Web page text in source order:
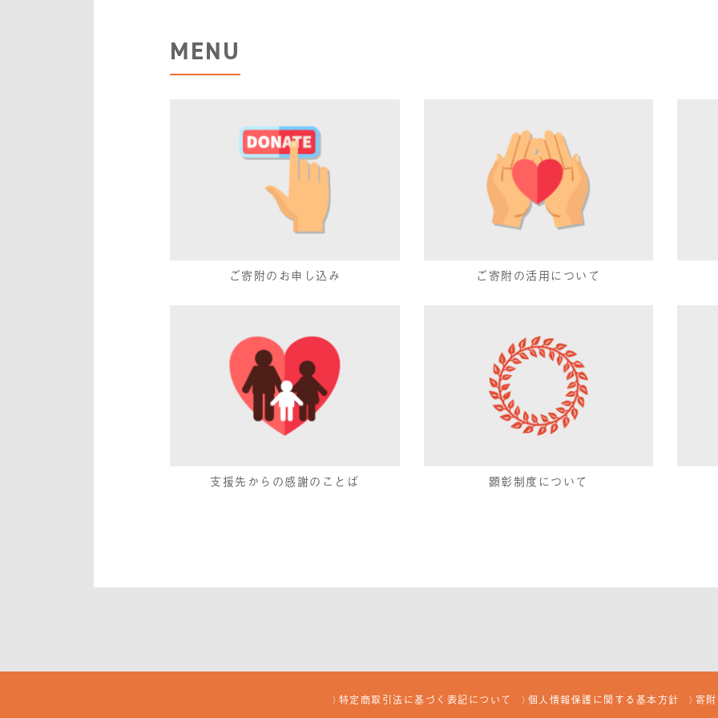
MENU
ご寄附のお申し込み ご寄附の活用について
支援先からの感謝のことば 顕彰制度について
特定商取引法に基づく表記について 個人情報保護に関する基本方針 寄